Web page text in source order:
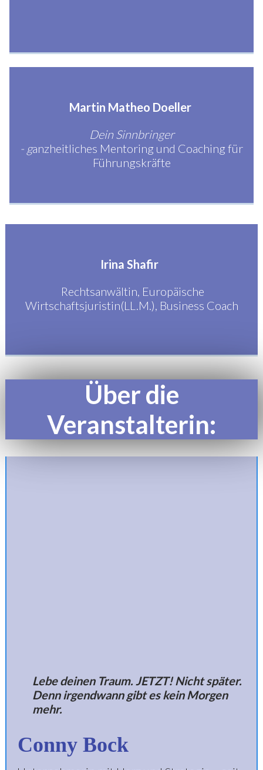
Martin Matheo Doeller
Dein Sinnbringer
- ganzheitliches Mentoring und Coaching für
Führungskräfte
Irina Shafir
Rechtsanwältin, Europäische
Wirtschaftsjuristin(LL.M.), Business Coach
Über die
Veranstalterin:
Lebe deinen Traum. JETZT! Nicht später.
Denn irgendwann gibt es kein Morgen
mehr.
Conny Bock